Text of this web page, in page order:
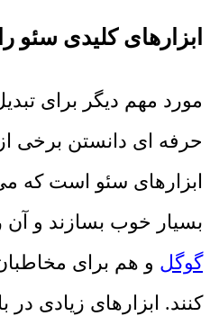
ابزارهای کلیدی سئو
مورد مهم دیگر برای
حرفه ای دانستن برخی
ابزارهای سئو است که
بسیار خوب بسازند و آن
گوگل و هم برای
کنند. ابزارهای زیادی در